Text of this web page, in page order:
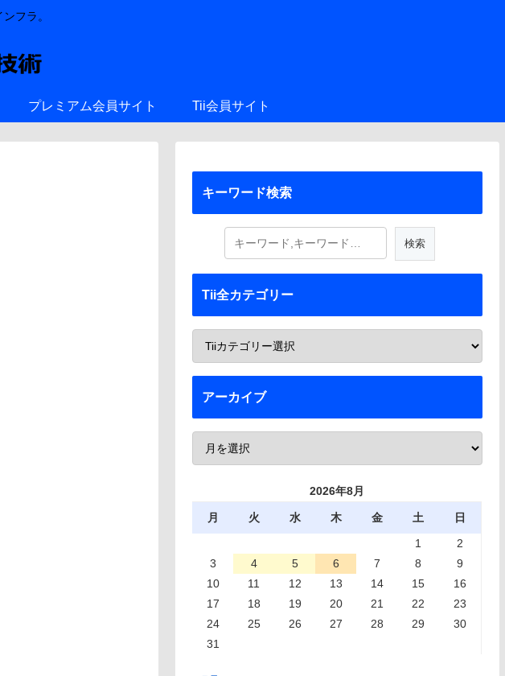
フラ。
プレミアム会員サイト Tii会員サイト
キーワード検索
Tii全カテゴリー
アーカイブ
2026年8月
月 火 水 木 金 土
日
1
2
3
4 5 6 7 8
9
10
11 12 13 14 15
16
17
18 19 20 21 22
23
24
25 26 27 28 29
30
31